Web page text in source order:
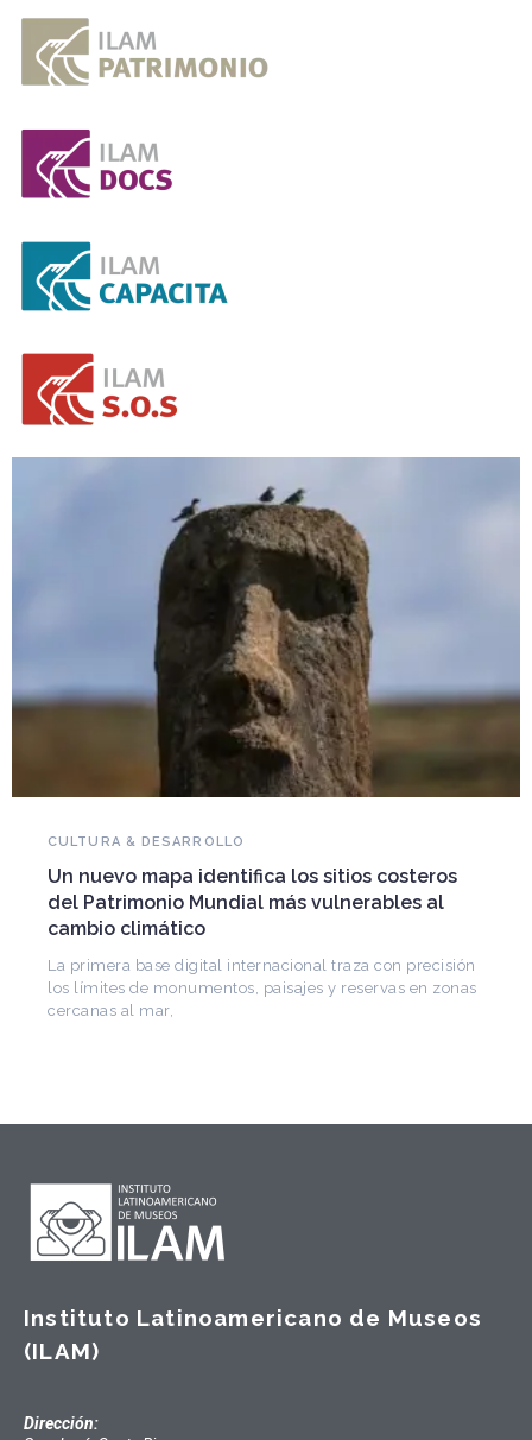
zonas
Falleció Ramón Gutiérrez, guardián del
patrimonio iberoamericano
Arquitecto, historiador e Investigador Superior del
CONICET, fundó el CEDODAL e impulsó los
de Arquitectura Latinoamericana. Publicó más de
Instituto Latinoamericano de Museos
(ILAM)
Dirección: